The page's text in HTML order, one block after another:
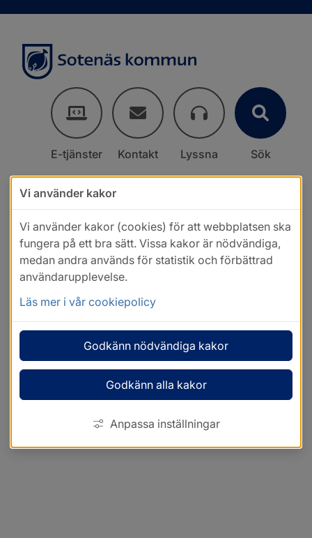
E-tjänster Kontakt Lyssna Sök
Vi använder kakor
Vi använder kakor (cookies) för att webbplatsen ska
fungera på ett bra sätt. Vissa kakor är nödvändiga,
medan andra används för statistik och förbättrad
användarupplevelse.
Läs mer i vår cookiepolicy
Godkänn nödvändiga kakor
Godkänn alla kakor
Anpassa inställningar